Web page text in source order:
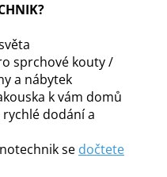
sprchové kouty /
a nábytek
k vám domů
rychlé dodání a
se dočtete